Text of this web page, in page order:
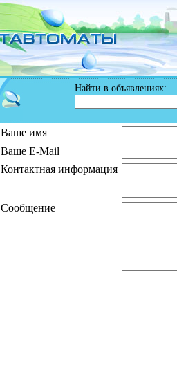
Найти в объявлениях:
Ваше имя
Ваше E-Mail
Контактная информация
Сообщение